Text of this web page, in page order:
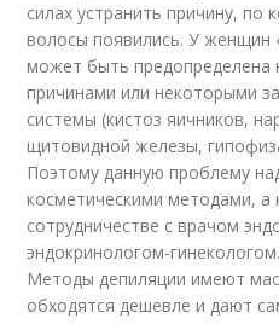
силах устранить причину, по
волосы появились. У женщин
может быть предопределена
причинами или некоторыми
системы (кистоз яичников,
щитовидной железы,
Поэтому данную проблему
косметическими методами, а
сотрудничестве с врачом
эндокринологом-гинекологом.
Методы депиляции имеют
обходятся дешевле и дают